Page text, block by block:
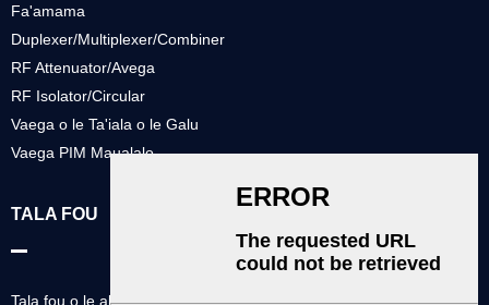
Fa'amama
Duplexer/Multiplexer/Combiner
RF Attenuator/Avega
RF Isolator/Circular
Vaega o le Ta'iala o le Galu
Vaega PIM Maualalo
TALA FOU
Tala fou o le alamanuia